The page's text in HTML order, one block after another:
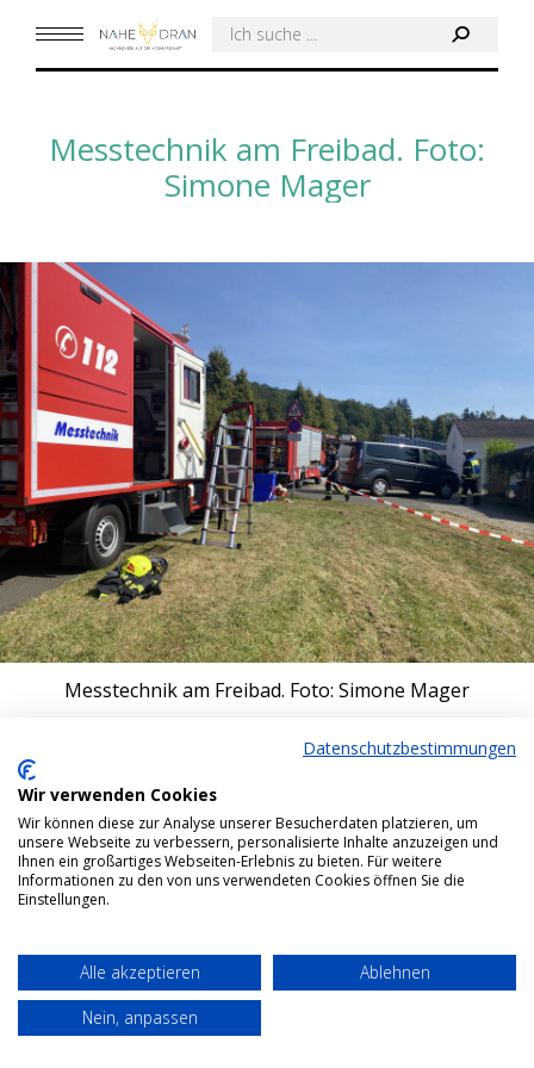
Search:
Messtechnik am Freibad. Foto:
Simone Mager
Messtechnik am Freibad. Foto: Simone Mager
Bottom menuDatenschutzbestimmungen
Wir verwenden Cookies
Wir können diese zur Analyse unserer Besucherdaten platzieren, um
unsere Webseite zu verbessern, personalisierte Inhalte anzuzeigen und
Ihnen ein großartiges Webseiten-Erlebnis zu bieten. Für weitere
Informationen zu den von uns verwendeten Cookies öffnen Sie die
Einstellungen.
Alle akzeptieren
Ablehnen
Nein, anpassen